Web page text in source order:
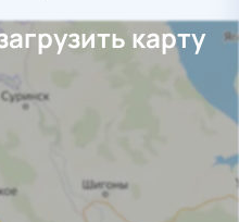
карту